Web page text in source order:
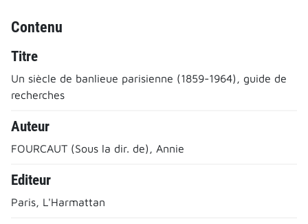
Contenu
Titre
Un siècle de banlieue parisienne (1859-1964), guide de
recherches
Auteur
FOURCAUT (Sous la dir. de), Annie
Editeur
Paris, L'Harmattan